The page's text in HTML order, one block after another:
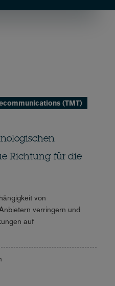
(TMT)
Richtung für die
von
verringern und
auf